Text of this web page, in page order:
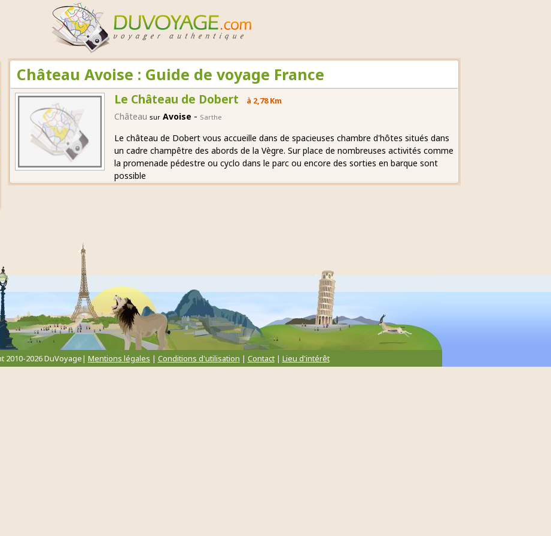
Château Avoise : Guide de voyage France
Le Château de Dobert à 2,78 Km
Château sur Avoise - Sarthe
Le château de Dobert vous accueille dans de spacieuses chambre d'hôtes situés dans
un cadre champêtre des abords de la Vègre. Sur place de nombreuses activités comme
la promenade pédestre ou cyclo dans le parc ou encore des sorties en barque sont
possible
2010-2026 DuVoyage| Mentions légales | Conditions d'utilisation | Contact| Lieu d'intérêt